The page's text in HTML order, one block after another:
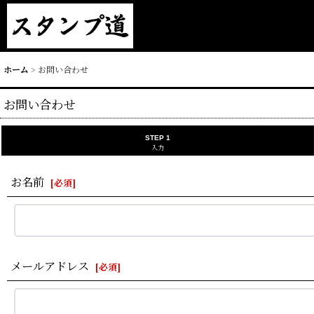
ホーム > お問い合わせ
お問い合わせ
STEP 1
入力
お名前 [必須]
メールアドレス [必須]